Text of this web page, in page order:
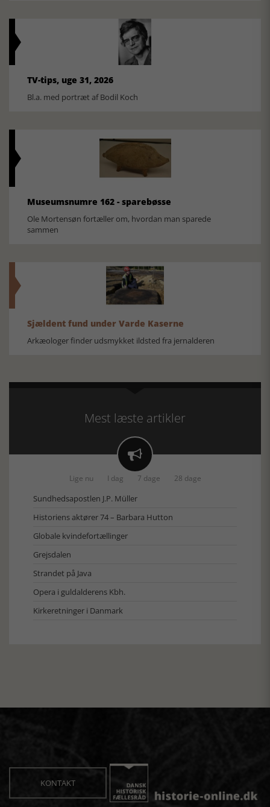
TV-tips, uge 31, 2026
Bl.a. med portræt af Bodil Koch
Museumsnumre 162 - sparebøsse
Ole Mortensøn fortæller om, hvordan man sparede
sammen
Sjældent fund under Varde Kaserne
Arkæologer finder udsmykket ildsted fra jernalderen
Mest læste artikler

Lige nu I dag 7 dage 28 dage
Sundhedsapostlen J.P. Müller
Historiens aktører 74 – Barbara Hutton
Globale kvindefortællinger
Grejsdalen
Strandet på Java
Opera i guldalderens Kbh.
Kirkeretninger i Danmark
KONTAKT